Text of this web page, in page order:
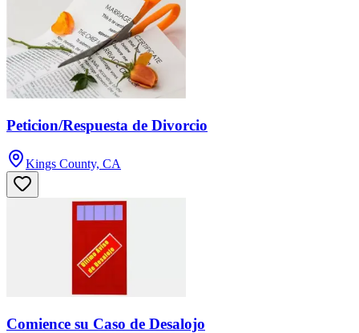
Peticion/Respuesta de Divorcio
Kings County, CA
Comience su Caso de Desalojo